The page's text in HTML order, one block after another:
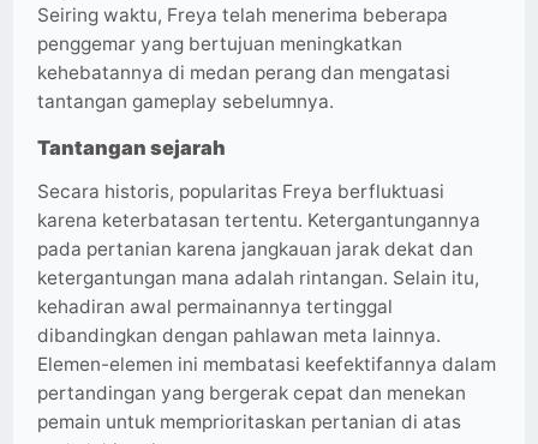
Seiring waktu, Freya telah menerima beberapa
penggemar yang bertujuan meningkatkan
kehebatannya di medan perang dan mengatasi
tantangan gameplay sebelumnya.
Tantangan sejarah
Secara historis, popularitas Freya berfluktuasi
karena keterbatasan tertentu. Ketergantungannya
pada pertanian karena jangkauan jarak dekat dan
ketergantungan mana adalah rintangan. Selain itu,
kehadiran awal permainannya tertinggal
dibandingkan dengan pahlawan meta lainnya.
Elemen-elemen ini membatasi keefektifannya dalam
pertandingan yang bergerak cepat dan menekan
pemain untuk memprioritaskan pertanian di atas